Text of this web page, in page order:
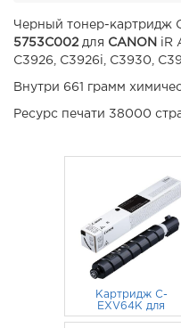
Черный тонер-картридж
5753C002 для CANON
iR
C3926, C3926i, C3930,
Внутри 661 грамм
Ресурс печати 38000
Картридж C-
EXV64K для
CANON iR